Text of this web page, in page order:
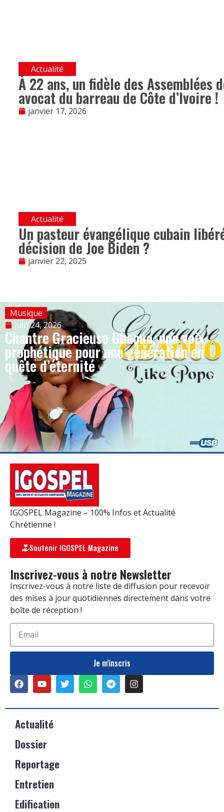
Actualité
À 22 ans, un fidèle des Assemblées
avocat du barreau de Côte d’Ivoire !
janvier 17, 2026
Actualité
Un pasteur évangélique cubain
décision de Joe Biden ?
janvier 22, 2025
Musique
juin 24, 2026
Chantre Gracieuse Gbaouo, une voix
prophétique pour une génération en
quête d’éternité
IGOSPEL Magazine – 100% Infos et Actualité
Chrétienne !
Soutenir IGOSPEL Magazine
Inscrivez-vous à notre Newsletter
Inscrivez-vous à notre liste de diffusion pour recevoir
des mises à jour quotidiennes directement dans votre
boîte de réception !
Je m'inscris
Actualité
Dossier
Reportage
Entretien
Edification